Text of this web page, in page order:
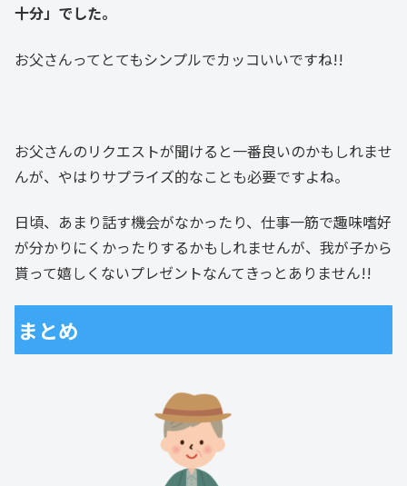
十分」でした。
お父さんってとてもシンプルでカッコいいですね!!
お父さんのリクエストが聞けると一番良いのかもしれませ
んが、やはりサプライズ的なことも必要ですよね。
日頃、あまり話す機会がなかったり、仕事一筋で趣味嗜好
が分かりにくかったりするかもしれませんが、我が子から
貰って嬉しくないプレゼントなんてきっとありません!!
まとめ